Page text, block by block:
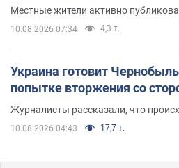
Местные жители активно
10.08.2026 07:34 4,3 т.
Украина готовит
попытке вторжения со
Журналисты рассказали, что
10.08.2026 04:43 17,7 т.